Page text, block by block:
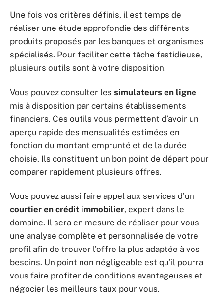
Une fois vos critères définis, il est temps de
réaliser une étude approfondie des différents
produits proposés par les banques et organismes
spécialisés. Pour faciliter cette tâche fastidieuse,
plusieurs outils sont à votre disposition.
Vous pouvez consulter les simulateurs en ligne
mis à disposition par certains établissements
financiers. Ces outils vous permettent d’avoir un
aperçu rapide des mensualités estimées en
fonction du montant emprunté et de la durée
choisie. Ils constituent un bon point de départ pour
comparer rapidement plusieurs offres.
Vous pouvez aussi faire appel aux services d’un
courtier en crédit immobilier, expert dans le
domaine. Il sera en mesure de réaliser pour vous
une analyse complète et personnalisée de votre
profil afin de trouver l’offre la plus adaptée à vos
besoins. Un point non négligeable est qu’il pourra
vous faire profiter de conditions avantageuses et
négocier les meilleurs taux pour vous.